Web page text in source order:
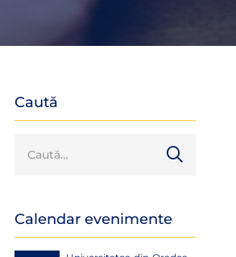
Caută
Calendar evenimente